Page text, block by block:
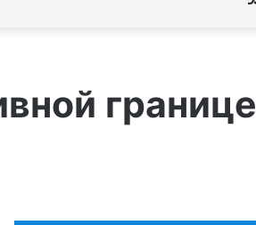
границе